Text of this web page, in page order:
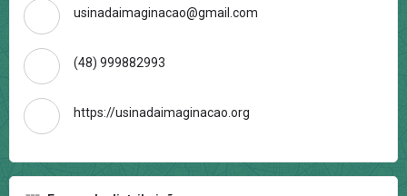
usinadaimaginacao@gmail.com
(48) 999882993
https://usinadaimaginacao.org